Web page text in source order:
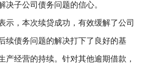
决子公司债务问题的信心。
示，本次续贷成功，有效缓解了公司
续债务问题的解决打下了良好的基
产经营的持续。针对其他逾期借款，